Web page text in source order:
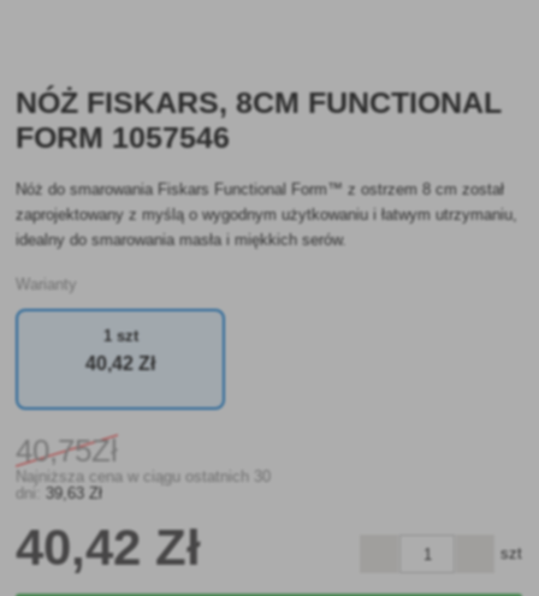
NÓŻ FISKARS, 8CM FUNCTIONAL
FORM 1057546
Nóż do smarowania Fiskars Functional Form™ z ostrzem 8 cm został
zaprojektowany z myślą o wygodnym użytkowaniu i łatwym utrzymaniu,
idealny do smarowania masła i miękkich serów.
Warianty
1 szt
40,42 Zł
40,75Zł
Najniższa cena w ciągu ostatnich 30
dni:
39,63 Zł
40,42 Zł szt